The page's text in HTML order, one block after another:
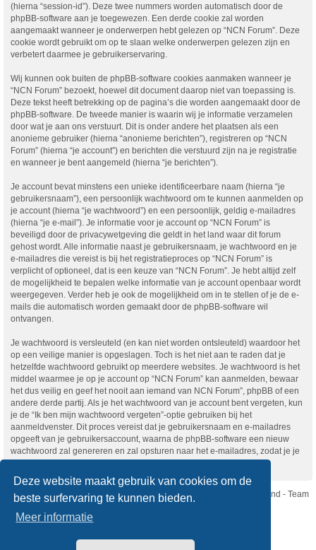
Deze website maakt gebruik van cookies om de
beste surfervaring te kunnen bieden.
Meer informatie
(hierna “session-id”). Deze twee nummers worden automatisch door de
phpBB-software aan je toegewezen. Een derde cookie zal worden
aangemaakt wanneer je onderwerpen hebt gelezen op “NCN Forum”. Deze
cookie wordt gebruikt om op te slaan welke onderwerpen gelezen zijn en
verbetert daarmee je gebruikerservaring.
Wij kunnen ook buiten de phpBB-software cookies aanmaken wanneer je
“NCN Forum” bezoekt, hoewel dit document daarop niet van toepassing is.
Deze tekst heeft betrekking op de pagina’s die worden aangemaakt door de
phpBB-software. De tweede manier is waarin wij je informatie verzamelen
door wat je aan ons verstuurt. Dit is onder andere het plaatsen als een
anonieme gebruiker (hierna “anonieme berichten”), registreren op “NCN
Forum” (hierna “je account”) en berichten die verstuurd zijn na je registratie
en wanneer je bent aangemeld (hierna “je berichten”).
Je account bevat minstens een unieke identificeerbare naam (hierna “je
gebruikersnaam”), een persoonlijk wachtwoord om te kunnen aanmelden op
je account (hierna “je wachtwoord”) en een persoonlijk, geldig e-mailadres
(hierna “je e-mail”). Je informatie voor je account op “NCN Forum” is
beveiligd door de privacywetgeving die geldt in het land waar dit forum
gehost wordt. Alle informatie naast je gebruikersnaam, je wachtwoord en je
e-mailadres die vereist is bij het registratieproces op “NCN Forum” is
verplicht of optioneel, dat is een keuze van “NCN Forum”. Je hebt altijd zelf
de mogelijkheid te bepalen welke informatie van je account openbaar wordt
weergegeven. Verder heb je ook de mogelijkheid om in te stellen of je de e-
mails die automatisch worden gemaakt door de phpBB-software wil
ontvangen.
Je wachtwoord is versleuteld (en kan niet worden ontsleuteld) waardoor het
op een veilige manier is opgeslagen. Toch is het niet aan te raden dat je
hetzelfde wachtwoord gebruikt op meerdere websites. Je wachtwoord is het
middel waarmee je op je account op “NCN Forum” kan aanmelden, bewaar
het dus veilig en geef het nooit aan iemand van NCN Forum”, phpBB of een
andere derde partij. Als je het wachtwoord van je account bent vergeten, kun
je de “Ik ben mijn wachtwoord vergeten”-optie gebruiken bij het
aanmeldvenster. Dit proces vereist dat je gebruikersnaam en e-mailadres
opgeeft van je gebruikersaccount, waarna de phpBB-software een nieuw
wachtwoord zal genereren en zal opsturen naar het e-mailadres, zodat je je
opnieuw kunt aanmelden.
Nikon Club Nederland - Team
Forum
Copyright © Nikon Club Nederland 2023